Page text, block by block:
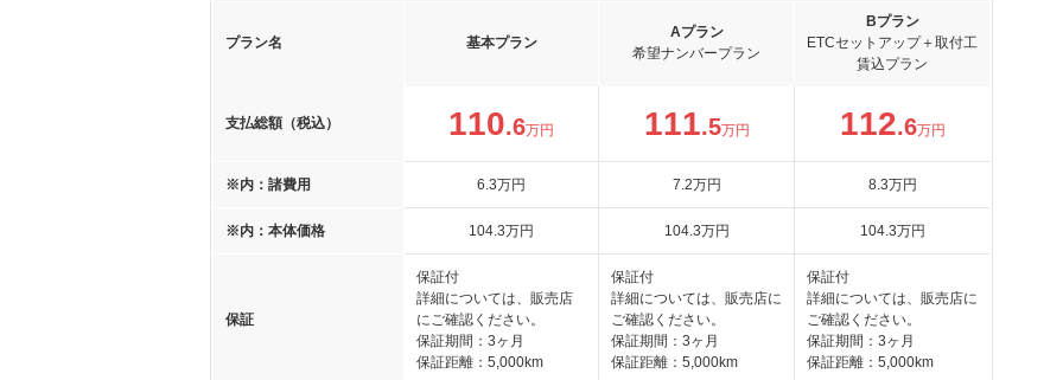
プラン名 基本プラン
Aプラン
希望ナンバープラン
Bプラン
ETCセットアップ＋取付工
賃込プラン
支払総額（税込） 110.6万円 111.5万円 112.6万円
※内：諸費用 6.3万円 7.2万円 8.3万円
※内：本体価格 104.3万円 104.3万円 104.3万円
保証
保証付
詳細については、販売店
にご確認ください。
保証期間：3ヶ月
保証距離：5,000km
保証付
詳細については、販売店に
ご確認ください。
保証期間：3ヶ月
保証距離：5,000km
保証付
詳細については、販売店に
ご確認ください。
保証期間：3ヶ月
保証距離：5,000km